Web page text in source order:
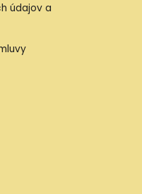
údajov a